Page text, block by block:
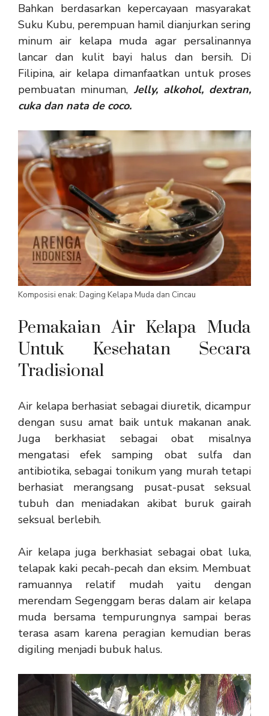
Bahkan berdasarkan kepercayaan masyarakat
Suku Kubu, perempuan hamil dianjurkan sering
minum air kelapa muda agar persalinannya
lancar dan kulit bayi halus dan bersih. Di
Filipina, air kelapa dimanfaatkan untuk proses
pembuatan minuman, Jelly, alkohol, dextran,
cuka dan nata de coco.
Komposisi enak: Daging Kelapa Muda dan Cincau
Pemakaian Air Kelapa Muda
Untuk Kesehatan Secara
Tradisional
Air kelapa berhasiat sebagai diuretik, dicampur
dengan susu amat baik untuk makanan anak.
Juga berkhasiat sebagai obat misalnya
mengatasi efek samping obat sulfa dan
antibiotika, sebagai tonikum yang murah tetapi
berhasiat merangsang pusat-pusat seksual
tubuh dan meniadakan akibat buruk gairah
seksual berlebih.
Air kelapa juga berkhasiat sebagai obat luka,
telapak kaki pecah-pecah dan eksim. Membuat
ramuannya relatif mudah yaitu dengan
merendam Segenggam beras dalam air kelapa
muda bersama tempurungnya sampai beras
terasa asam karena peragian kemudian beras
digiling menjadi bubuk halus.